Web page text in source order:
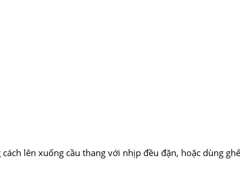
lên xuống cầu thang với nhịp đều đặn, hoặc dùng